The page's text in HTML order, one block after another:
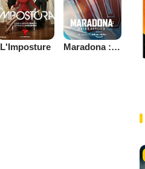
L'Imposture Maradona : Le Rêve Béni